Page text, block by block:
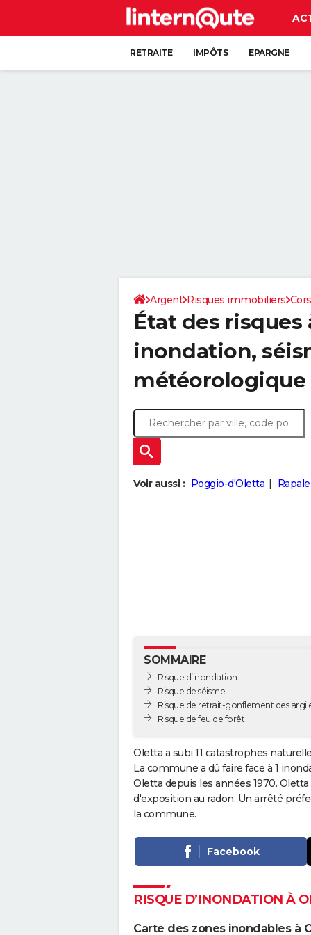
RETRAITE IMPÔTS EPARGNE
Argent Risques immobiliers
État des risques
inondation,
météorologique
Voir aussi : Poggio-d'Oletta Rapale
SOMMAIRE
Risque d’inondation
Risque de séisme
Risque de retrait-gonflement des
Risque de feu de forêt
Oletta a subi 11 catastrophes
La commune a dû faire face à 1
Oletta depuis les années 1970.
d'exposition au radon. Un arrêté
la commune.
Facebook
RISQUE D’INONDATION À
Carte des zones inondables à